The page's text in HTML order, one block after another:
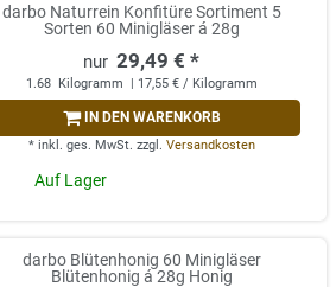
darbo Naturrein Konfitüre Sortiment 5
Sorten 60 Minigläser á 28g
29,49 € *
1.68 Kilogramm | 17,55 € / Kilogramm
IN DEN WARENKORB
* inkl. ges. MwSt. zzgl. Versandkosten
Auf Lager
darbo Blütenhonig 60 Minigläser
Blütenhonig á 28g Honig